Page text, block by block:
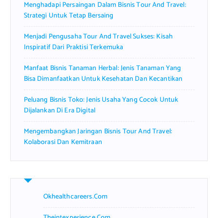
:Menghadapi Persaingan Dalam Bisnis Tour And Travel:
Strategi Untuk Tetap Bersaing
Menjadi Pengusaha Tour And Travel Sukses: Kisah
Inspiratif Dari Praktisi Terkemuka
Manfaat Bisnis Tanaman Herbal: Jenis Tanaman Yang
Bisa Dimanfaatkan Untuk Kesehatan Dan Kecantikan
Peluang Bisnis Toko: Jenis Usaha Yang Cocok Untuk
Dijalankan Di Era Digital
Mengembangkan Jaringan Bisnis Tour And Travel:
Kolaborasi Dan Kemitraan
Okhealthcareers.com